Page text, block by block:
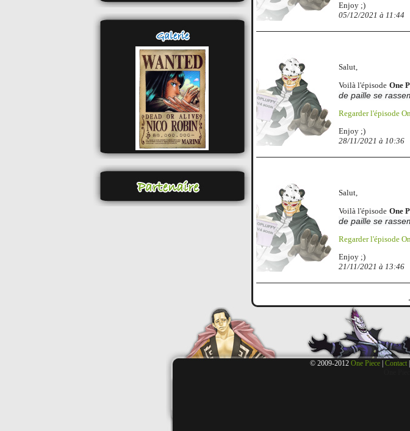
Enjoy ;)
05/12/2021 à 11:44
Salut,
Voilà l'épisode One
de paille se
Regarder l'épisode
Enjoy ;)
28/11/2021 à 10:36
Salut,
Voilà l'épisode One
de paille se
Regarder l'épisode
Enjoy ;)
21/11/2021 à 13:46
© 2009-2012 One Piece| Contact|